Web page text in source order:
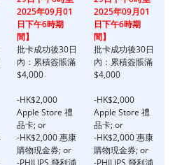
2025年09月01
日下午6時期
間】
批卡成功後30日
內：累積簽賬滿
$4,000
-HK$2,000
Apple Store 禮
品卡; or
-HK$2,000 惠康
購物現金券; or
-PHILIPS 飛利浦
2025年09月01
日下午6時期
間】
批卡成功後30日
內：累積簽賬滿
$4,000
-HK$2,000
Apple Store 禮
品卡; or
-HK$2,000 惠康
購物現金券; or
-PHILIPS 飛利浦